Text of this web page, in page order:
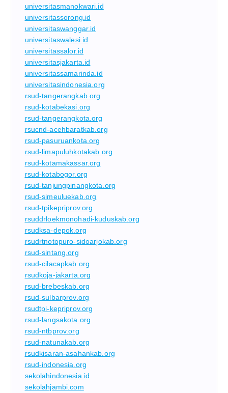
universitasmanokwari.id
universitassorong.id
universitaswanggar.id
universitaswalesi.id
universitassalor.id
universitasjakarta.id
universitassamarinda.id
universitasindonesia.org
rsud-tangerangkab.org
rsud-kotabekasi.org
rsud-tangerangkota.org
rsucnd-acehbaratkab.org
rsud-pasuruankota.org
rsud-limapuluhkotakab.org
rsud-kotamakassar.org
rsud-kotabogor.org
rsud-tanjungpinangkota.org
rsud-simeuluekab.org
rsud-tpikepriprov.org
rsuddrloekmonohadi-kuduskab.org
rsudksa-depok.org
rsudrtnotopuro-sidoarjokab.org
rsud-sintang.org
rsud-cilacapkab.org
rsudkoja-jakarta.org
rsud-brebeskab.org
rsud-sulbarprov.org
rsudtpi-kepriprov.org
rsud-langsakota.org
rsud-ntbprov.org
rsud-natunakab.org
rsudkisaran-asahankab.org
rsud-indonesia.org
sekolahindonesia.id
sekolahjambi.com